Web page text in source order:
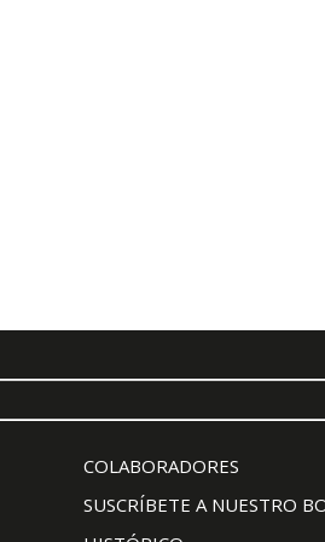
COLABORADORES
SUSCRÍBETE A NUESTRO